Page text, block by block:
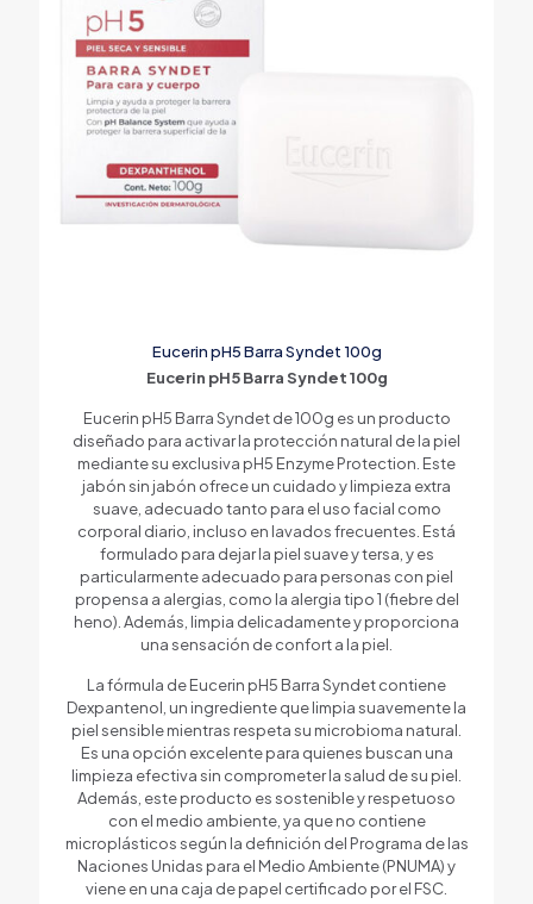
Eucerin pH5 Barra Syndet 100g
Eucerin pH5 Barra Syndet 100g
Eucerin pH5 Barra Syndet de 100g es un producto
diseñado para activar la protección natural de la piel
mediante su exclusiva pH5 Enzyme Protection. Este
jabón sin jabón ofrece un cuidado y limpieza extra
suave, adecuado tanto para el uso facial como
corporal diario, incluso en lavados frecuentes. Está
formulado para dejar la piel suave y tersa, y es
particularmente adecuado para personas con piel
propensa a alergias, como la alergia tipo 1 (fiebre del
heno). Además, limpia delicadamente y proporciona
una sensación de confort a la piel.
La fórmula de Eucerin pH5 Barra Syndet contiene
Dexpantenol, un ingrediente que limpia suavemente la
piel sensible mientras respeta su microbioma natural.
Es una opción excelente para quienes buscan una
limpieza efectiva sin comprometer la salud de su piel.
Además, este producto es sostenible y respetuoso
con el medio ambiente, ya que no contiene
microplásticos según la definición del Programa de las
Naciones Unidas para el Medio Ambiente (PNUMA) y
viene en una caja de papel certificado por el FSC.